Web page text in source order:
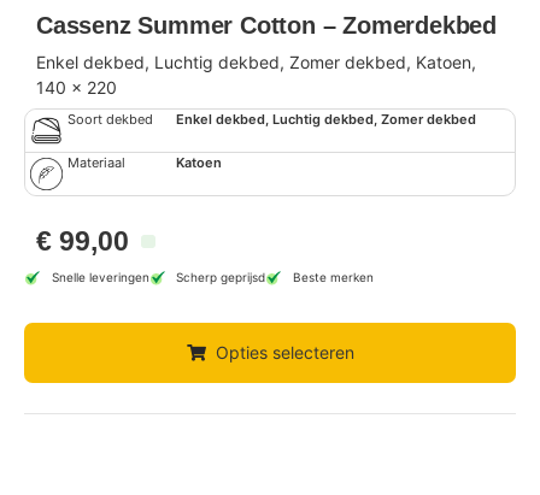
Cassenz Summer Cotton – Zomerdekbed
Enkel dekbed, Luchtig dekbed, Zomer dekbed, Katoen,
140 x 220
Soort dekbed Enkel dekbed, Luchtig dekbed, Zomer dekbed
Materiaal Katoen
€ 99,00
Snelle leveringen Scherp geprijsd Beste merken
Opties selecteren